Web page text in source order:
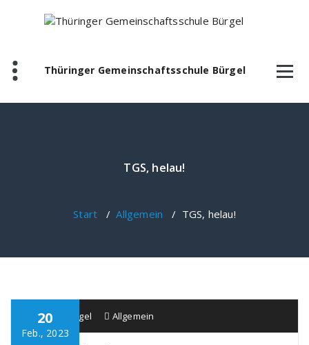
Thüringer Gemeinschaftsschule Bürgel
TGS, helau!
Start /Allgemein / TGS, helau!
20
Feb., 2023
Schule Bürgel Allgemein